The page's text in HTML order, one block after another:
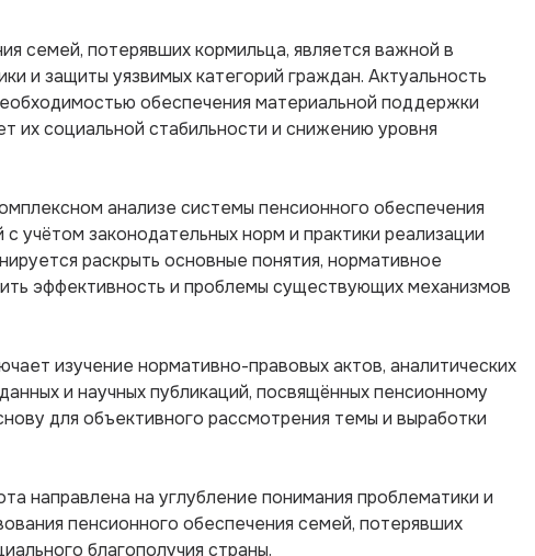
семей, потерявших кормильца, является важной в
и защиты уязвимых категорий граждан. Актуальность
обеспечения материальной поддержки
их социальной стабильности и снижению уровня
анализе системы пенсионного обеспечения
учётом законодательных норм и практики реализации
раскрыть основные понятия, нормативное
эффективность и проблемы существующих механизмов
изучение нормативно-правовых актов, аналитических
и научных публикаций, посвящённых пенсионному
для объективного рассмотрения темы и выработки
направлена на углубление понимания проблематики и
пенсионного обеспечения семей, потерявших
благополучия страны.